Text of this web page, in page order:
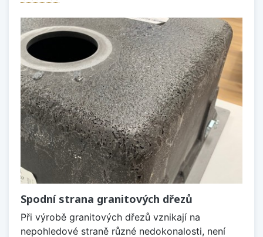
Spodní strana granitových dřezů
Při výrobě granitových dřezů vznikají na
nepohledové straně různé nedokonalosti, není